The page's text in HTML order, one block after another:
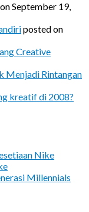
September 19,
posted on
Creative
Menjadi Rintangan
kreatif di 2008?
Nike
Millennials